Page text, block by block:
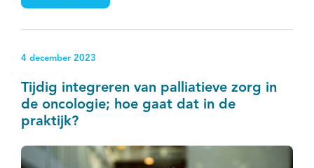
with Cancer’ van Cancers. Het verbeteren van de
volksgezondheid. De onderzoekers onderstrepen het
belang van vroegtijdige inzet van gespecialiseerde
palliatieve zorg in complexe sitaties als integraal
onderdeel van de reguliere zorg.
4 december 2023
Tijdig integreren van palliatieve zorg in
de oncologie; hoe gaat dat in de
praktijk?